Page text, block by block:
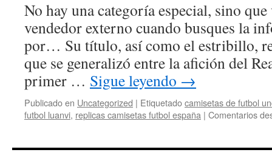
No hay una categoría especial, sino que
vendedor externo cuando busques la
por… Su título, así como el estribillo,
que se generalizó entre la afición del
primer … Sigue leyendo →
Publicado en Uncategorized | Etiquetadocamisetas de futbol
futbol luanvi, replicas camisetas futbol españa | Comentarios